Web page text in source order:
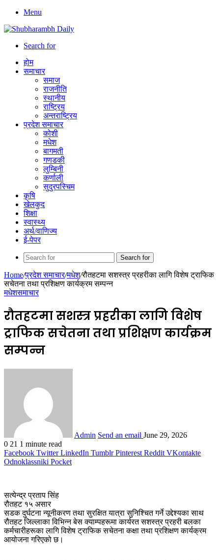
Menu
Search for
होम
समाचार
समाज
राजनीति
स्थानीय
राष्ट्रिय
अन्तराष्ट्रिय
प्रदेश समाचार
कोशी
मधेश
बागमती
गणडकी
लुम्बिनी
कर्णाली
सुदुरपस्चिम
कृषि
खेलकुद
शिक्षा
स्वास्थ्य
अर्थ/वाणिज्य
ई-पेपर
Search for
Home/प्रदेश समाचार/मधेश/रौतहटमा सशस्त्र प्रहरीका लागि विशेष ट्राफिक
सचेतना तथा प्रशिक्षण कार्यक्रम सम्पन्न
मधेशसमाचार
रौतहटमा सशस्त्र प्रहरीका लागि विशेष
ट्राफिक सचेतना तथा प्रशिक्षण कार्यक्रम
सम्पन्न
Admin Send an email June 29, 2026
0 21 1 minute read
Facebook Twitter LinkedIn Tumblr Pinterest Reddit VKontakte
Odnoklassniki Pocket
​सत्येन्द्र प्रताप सिंह
रौतहट १५ असार
​सडक दुर्घटना न्यूनीकरण तथा सुरक्षित यात्रा सुनिश्चित गर्ने उद्देश्यका साथ
रौतहट जिल्लाका विभिन्न बेस क्याम्पहरूमा कार्यरत सशस्त्र प्रहरी बलका
कर्मचारीहरूका लागि विशेष ट्राफिक सचेतना कक्षा तथा प्रशिक्षण कार्यक्रम
आयोजना गरिएको छ।